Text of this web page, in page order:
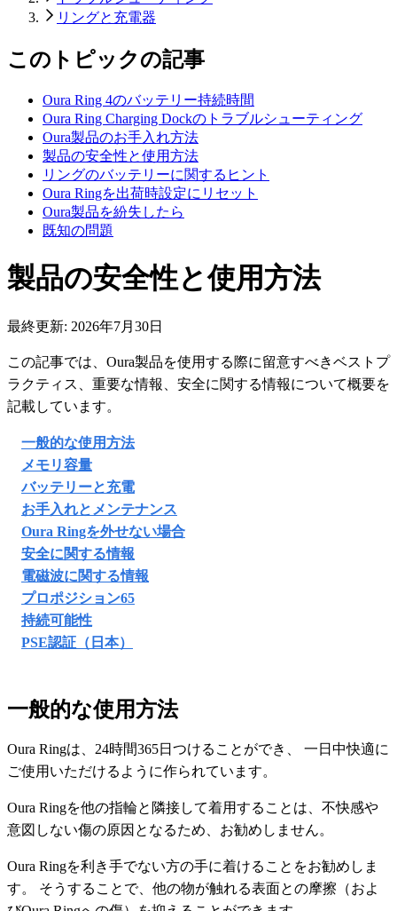
リングと充電器
このトピックの記事
Oura Ring 4のバッテリー持続時間
Oura Ring Charging Dockのトラブルシューティング
Oura製品のお手入れ方法
製品の安全性と使用方法
リングのバッテリーに関するヒント
Oura Ringを出荷時設定にリセット
Oura製品を紛失したら
既知の問題
製品の安全性と使用方法
最終更新: 2026年7月30日
この記事では、Oura製品を使用する際に留意すべきベストプ
ラクティス、重要な情報、安全に関する情報について概要を
記載しています。
一般的な使用方法
メモリ容量
バッテリーと充電
お手入れとメンテナンス
Oura Ringを外せない場合
安全に関する情報
電磁波に関する情報
プロポジション65
持続可能性
PSE認証（日本）
一般的な使用方法
Oura Ringは、24時間365日つけることができ、 一日中快適に
ご使用いただけるように作られています。
Oura Ringを他の指輪と隣接して着用することは、不快感や
意図しない傷の原因となるため、お勧めしません。
Oura Ringを利き手でない方の手に着けることをお勧めしま
す。 そうすることで、他の物が触れる表面との摩擦（およ